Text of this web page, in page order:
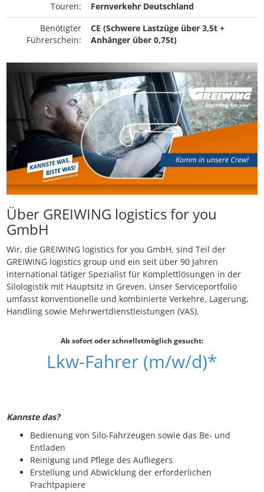
Touren:
Fernverkehr Deutschland
Benötigter
Führerschein:
CE (Schwere Lastzüge über 3,5t +
Anhänger über 0,75t)
Über GREIWING logistics for you
GmbH
Wir, die GREIWING logistics for you GmbH, sind Teil der
GREIWING logistics group und ein seit über 90 Jahren
international tätiger Spezialist für Komplettlösungen in der
Silologistik mit Hauptsitz in Greven. Unser Serviceportfolio
umfasst konventionelle und kombinierte Verkehre, Lagerung,
Handling sowie Mehrwertdienstleistungen (VAS).
Ab sofort oder schnellstmöglich gesucht:
Lkw-Fahrer (m/w/d)*
Kannste das?
Bedienung von Silo-Fahrzeugen sowie das Be- und
Entladen
Reinigung und Pflege des Aufliegers
Erstellung und Abwicklung der erforderlichen
Frachtpapiere